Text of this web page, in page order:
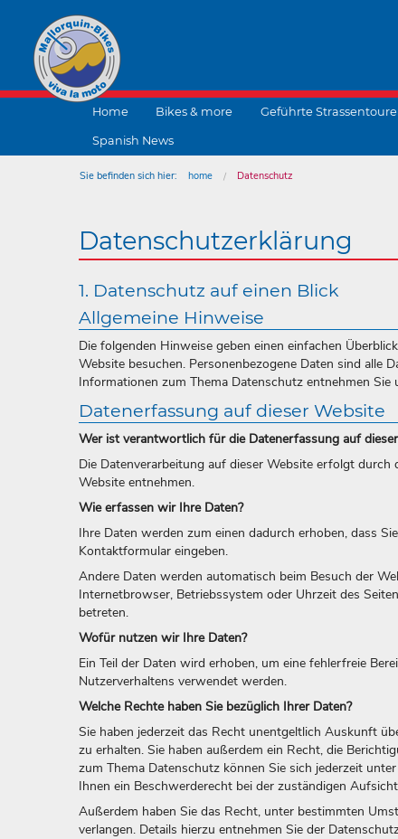
Home Bikes & more Geführte
Spanish News
Sie befinden sich hier: home
Datenschutz
Datenschutzerklärung
1. Datenschutz auf einen Blick
Allgemeine Hinweise
Die folgenden Hinweise geben einen einfachen
Website besuchen. Personenbezogene Daten sind alle
Informationen zum Thema Datenschutz entnehmen
Datenerfassung auf dieser Website
Wer ist verantwortlich für die Datenerfassung auf
Die Datenverarbeitung auf dieser Website erfolgt
Website entnehmen.
Wie erfassen wir Ihre Daten?
Ihre Daten werden zum einen dadurch erhoben, dass
Kontaktformular eingeben.
Andere Daten werden automatisch beim Besuch der
Internetbrowser, Betriebssystem oder Uhrzeit des
betreten.
Wofür nutzen wir Ihre Daten?
Ein Teil der Daten wird erhoben, um eine fehlerfreie
Nutzerverhaltens verwendet werden.
Welche Rechte haben Sie bezüglich Ihrer Daten?
Sie haben jederzeit das Recht unentgeltlich Auskunft
zu erhalten. Sie haben außerdem ein Recht, die
zum Thema Datenschutz können Sie sich jederzeit
Ihnen ein Beschwerderecht bei der zuständigen
Außerdem haben Sie das Recht, unter bestimmten
verlangen. Details hierzu entnehmen Sie der